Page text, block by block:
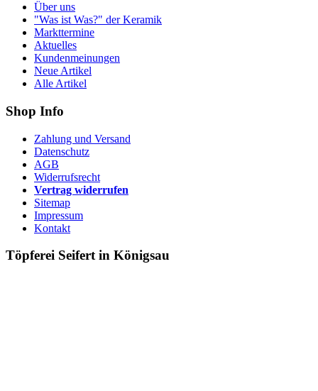
Über uns
"Was ist Was?" der Keramik
Markttermine
Aktuelles
Kundenmeinungen
Neue Artikel
Alle Artikel
Shop Info
Zahlung und Versand
Datenschutz
AGB
Widerrufsrecht
Vertrag widerrufen
Sitemap
Impressum
Kontakt
Töpferei Seifert in Königsau